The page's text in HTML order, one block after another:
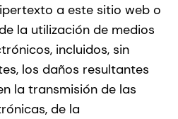
a este sitio web o
la utilización de medios
incluidos, sin
los daños resultantes
la transmisión de las
de la